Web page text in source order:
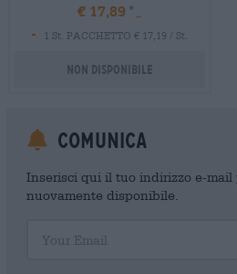
€ 17,89
-
1 St. PACCHETTO € 17,19 / St.
Non disponibile
Comunica
Inserisci qui il tuo indirizzo e-mail
nuovamente disponibile.